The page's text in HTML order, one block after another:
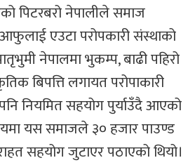
पिटरबरो नेपालीले समाज
एउटा परोपकारी संस्थाको
नेपालमा भुकम्प, बाढी पहिरो
बिपत्ति लगायत परोपाकारी
नियमित सहयोग पुर्याउँदै आएको
यस समाजले ३० हजार पाउण्ड
सहयोग जुटाएर पठाएको थियो।